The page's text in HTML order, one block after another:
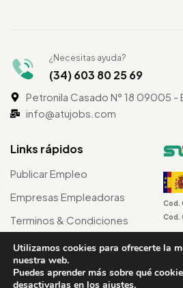
¿Necesitas ayuda?
(34) 603 80 25 69
Petronila Casado N° 18 09005 -
info@atujobs.com
Links rápidos
Publicar Empleo
Empresas Empleadoras
Terminos & Condiciones
Cod.
©2024 atuJobs –
Utilizamos cookies para ofrecerte la
nuestra web.
Puedes aprender más sobre qué
desactivarlas en los ajustes.